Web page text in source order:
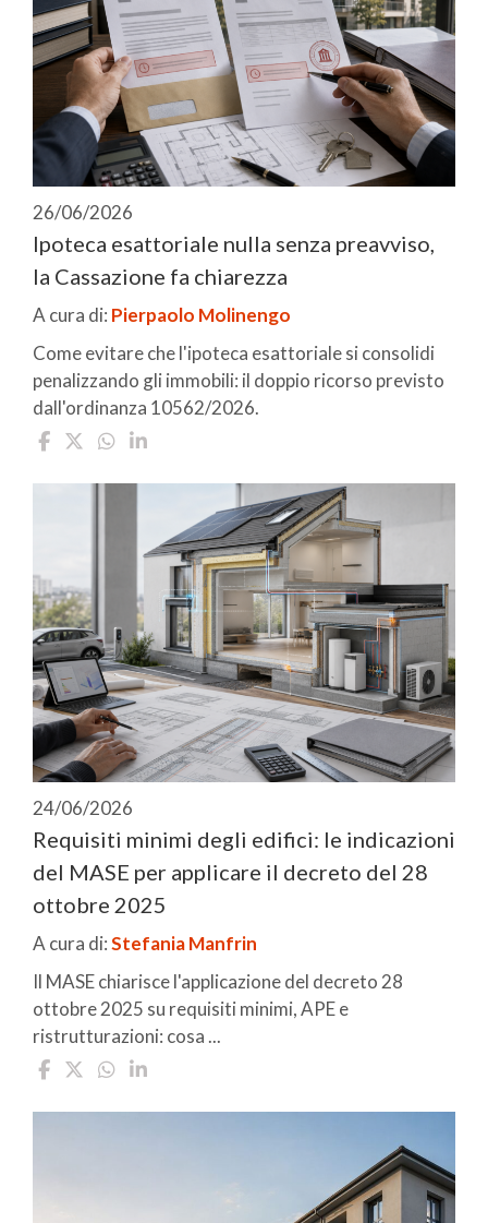
26/06/2026
Ipoteca esattoriale nulla senza preavviso,
la Cassazione fa chiarezza
A cura di: Pierpaolo Molinengo
Come evitare che l'ipoteca esattoriale si consolidi
penalizzando gli immobili: il doppio ricorso previsto
dall'ordinanza 10562/2026.
24/06/2026
Requisiti minimi degli edifici: le indicazioni
del MASE per applicare il decreto del 28
ottobre 2025
A cura di:Stefania Manfrin
Il MASE chiarisce l'applicazione del decreto 28
ottobre 2025 su requisiti minimi, APE e
ristrutturazioni: cosa ...